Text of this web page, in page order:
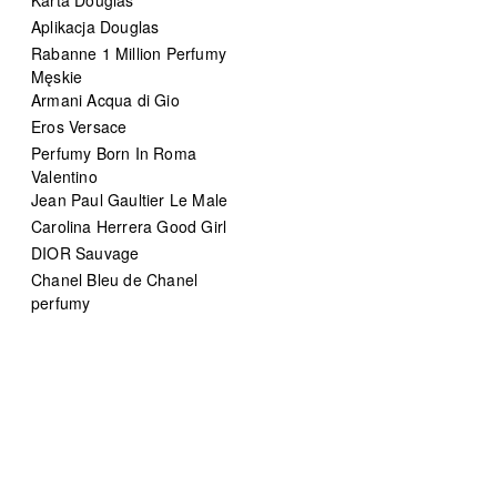
Aplikacja Douglas
Rabanne 1 Million Perfumy
Męskie
Armani Acqua di Gio
Eros Versace
Perfumy Born In Roma
Valentino
Jean Paul Gaultier Le Male
Carolina Herrera Good Girl
DIOR Sauvage
Chanel Bleu de Chanel
perfumy